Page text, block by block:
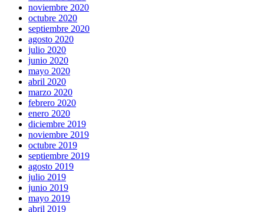
noviembre 2020
octubre 2020
septiembre 2020
agosto 2020
julio 2020
junio 2020
mayo 2020
abril 2020
marzo 2020
febrero 2020
enero 2020
diciembre 2019
noviembre 2019
octubre 2019
septiembre 2019
agosto 2019
julio 2019
junio 2019
mayo 2019
abril 2019